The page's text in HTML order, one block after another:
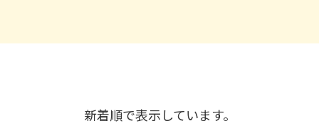
新着順で表示しています。